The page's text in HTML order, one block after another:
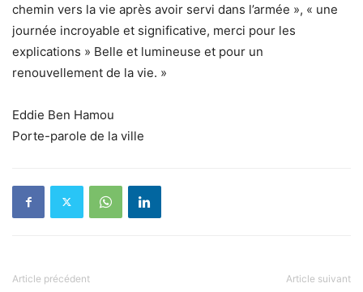
chemin vers la vie après avoir servi dans l’armée », « une
journée incroyable et significative, merci pour les
explications » Belle et lumineuse et pour un
renouvellement de la vie. »
Eddie Ben Hamou
Porte-parole de la ville
Article précédent Article suivant